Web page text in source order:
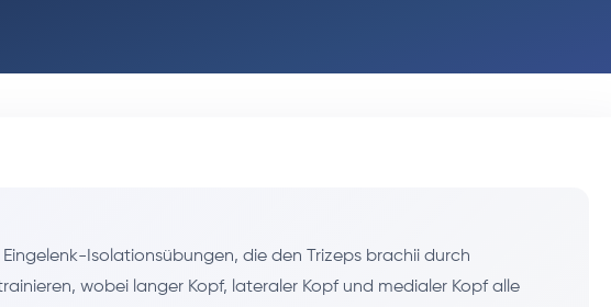
Eingelenk-Isolationsübungen, die den Trizeps brachii durch
wobei langer Kopf, lateraler Kopf und medialer Kopf alle